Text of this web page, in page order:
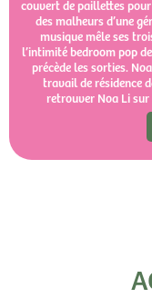
couvert de paillettes
des malheurs d’une
musique mêle ses
l’intimité bedroom pop
précède les sorties.
travail de résidence
retrouver Noa Li sur